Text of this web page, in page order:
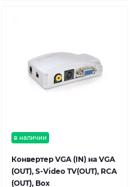
в наличии
Конвертер VGA (IN) на VGA
(OUT), S-Video TV(OUT), RCA
(OUT), Box